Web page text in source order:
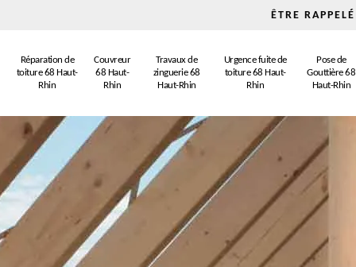
ÊTRE RAPPELÉ
Réparation de
toiture 68 Haut-
Rhin
Couvreur
68 Haut-
Rhin
Travaux de
zinguerie 68
Haut-Rhin
Urgence fuite de
toiture 68 Haut-
Rhin
Pose de
Gouttière 68
Haut-Rhin